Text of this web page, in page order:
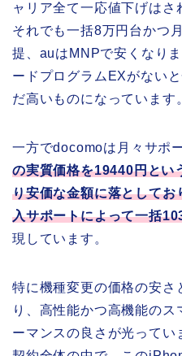
ャリア全て一応値下げは
それでも一括8万円台かつ
提、auはMNPで安くなり
ードプログラムEXがない
だ高いものになっています。
一方でdocomoは月々サポ
の実質価格を19440円とい
り安価な金額に落として
入サポートによって一括
現しています。
特に機種変更の価格の安さ
り、高性能かつ高機能のス
ーマンスの良さが光って